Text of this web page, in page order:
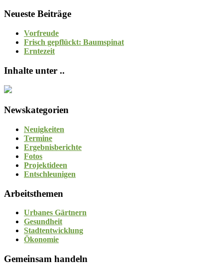
Neueste Beiträge
Vorfreude
Frisch gepflückt: Baumspinat
Erntezeit
Inhalte unter ..
Newskategorien
Neuigkeiten
Termine
Ergebnisberichte
Fotos
Projektideen
Entschleunigen
Arbeitsthemen
Urbanes Gärtnern
Gesundheit
Stadtentwicklung
Ökonomie
Gemeinsam handeln